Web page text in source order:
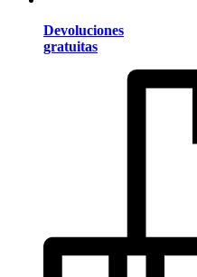
Devoluciones
gratuitas